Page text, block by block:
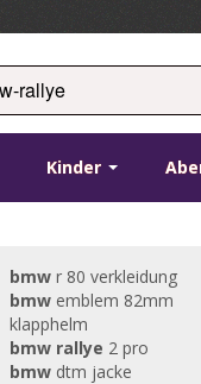
Kinder
bmw r 80 verkleidung
bmw emblem 82mm
klapphelm
bmw rallye 2 pro
bmw dtm jacke